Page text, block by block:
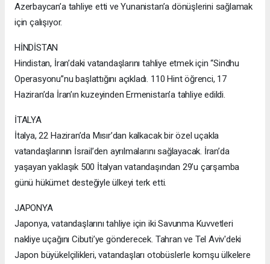
Azerbaycan’a tahliye etti ve Yunanistan’a dönüşlerini sağlamak
için çalışıyor.
HİNDİSTAN
Hindistan, İran’daki vatandaşlarını tahliye etmek için “Sindhu
Operasyonu”nu başlattığını açıkladı. 110 Hint öğrenci, 17
Haziran’da İran’ın kuzeyinden Ermenistan’a tahliye edildi.
İTALYA
İtalya, 22 Haziran’da Mısır’dan kalkacak bir özel uçakla
vatandaşlarının İsrail’den ayrılmalarını sağlayacak. İran’da
yaşayan yaklaşık 500 İtalyan vatandaşından 29’u çarşamba
günü hükümet desteğiyle ülkeyi terk etti.
JAPONYA
Japonya, vatandaşlarını tahliye için iki Savunma Kuvvetleri
nakliye uçağını Cibuti’ye gönderecek. Tahran ve Tel Aviv'deki
Japon büyükelçilikleri, vatandaşları otobüslerle komşu ülkelere